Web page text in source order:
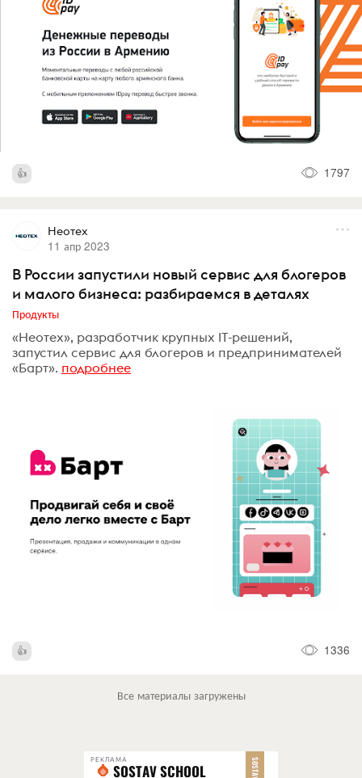
1797
Неотех
11 апр 2023
В России запустили новый сервис для блогеров
и малого бизнеса: разбираемся в деталях
Продукты
«Неотех», разработчик крупных IT-решений,
запустил сервис для блогеров и предпринимателей
«Барт». подробнее
1336
Все материалы загружены
РЕКЛАМА